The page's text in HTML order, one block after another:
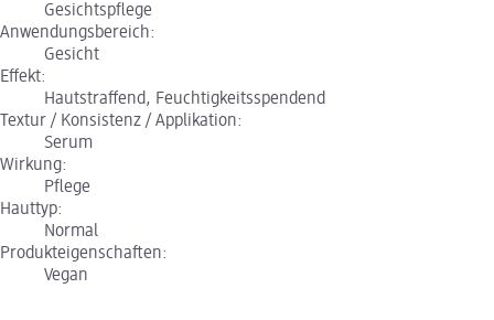
Gesichtspflege
Anwendungsbereich:
Gesicht
Effekt:
Hautstraffend, Feuchtigkeitsspendend
Textur / Konsistenz / Applikation:
Serum
Wirkung:
Pflege
Hauttyp:
Normal
Produkteigenschaften:
Vegan